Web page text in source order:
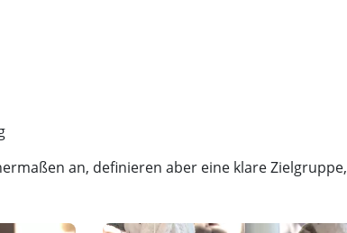
an, definieren aber eine klare